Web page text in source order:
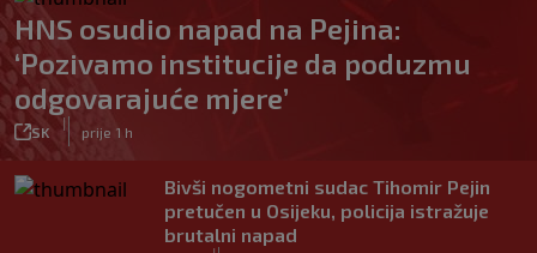
HNS osudio napad na Pejina:
‘Pozivamo institucije da poduzmu
odgovarajuće mjere’
SK
|
prije 1 h
Bivši nogometni sudac Tihomir Pejin
pretučen u Osijeku, policija istražuje
brutalni napad